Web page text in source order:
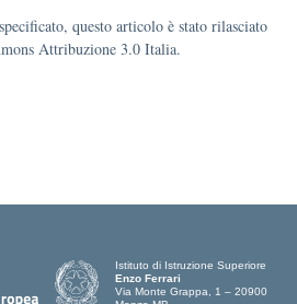
questo articolo è stato rilasciato
Attribuzione 3.0 Italia.
Istituto di Istruzione Superiore
Enzo Ferrari
Via Monte Grappa, 1 – 20900